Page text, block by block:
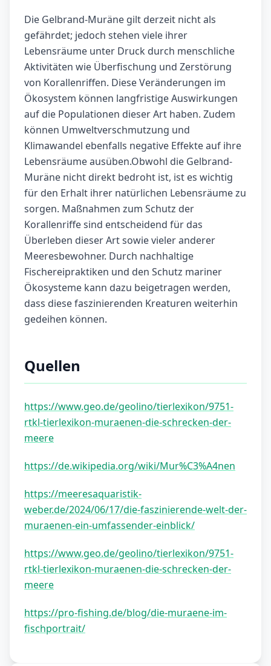
Die Gelbrand-Muräne gilt derzeit nicht als
gefährdet; jedoch stehen viele ihrer
Lebensräume unter Druck durch menschliche
Aktivitäten wie Überfischung und Zerstörung
von Korallenriffen. Diese Veränderungen im
Ökosystem können langfristige Auswirkungen
auf die Populationen dieser Art haben. Zudem
können Umweltverschmutzung und
Klimawandel ebenfalls negative Effekte auf ihre
Lebensräume ausüben.Obwohl die Gelbrand-
Muräne nicht direkt bedroht ist, ist es wichtig
für den Erhalt ihrer natürlichen Lebensräume zu
sorgen. Maßnahmen zum Schutz der
Korallenriffe sind entscheidend für das
Überleben dieser Art sowie vieler anderer
Meeresbewohner. Durch nachhaltige
Fischereipraktiken und den Schutz mariner
Ökosysteme kann dazu beigetragen werden,
dass diese faszinierenden Kreaturen weiterhin
gedeihen können.
Quellen
https://www.geo.de/geolino/tierlexikon/9751-
rtkl-tierlexikon-muraenen-die-schrecken-der-
meere
https://de.wikipedia.org/wiki/Mur%C3%A4nen
https://meeresaquaristik-
weber.de/2024/06/17/die-faszinierende-welt-der-
muraenen-ein-umfassender-einblick/
https://www.geo.de/geolino/tierlexikon/9751-
rtkl-tierlexikon-muraenen-die-schrecken-der-
meere
https://pro-fishing.de/blog/die-muraene-im-
fischportrait/